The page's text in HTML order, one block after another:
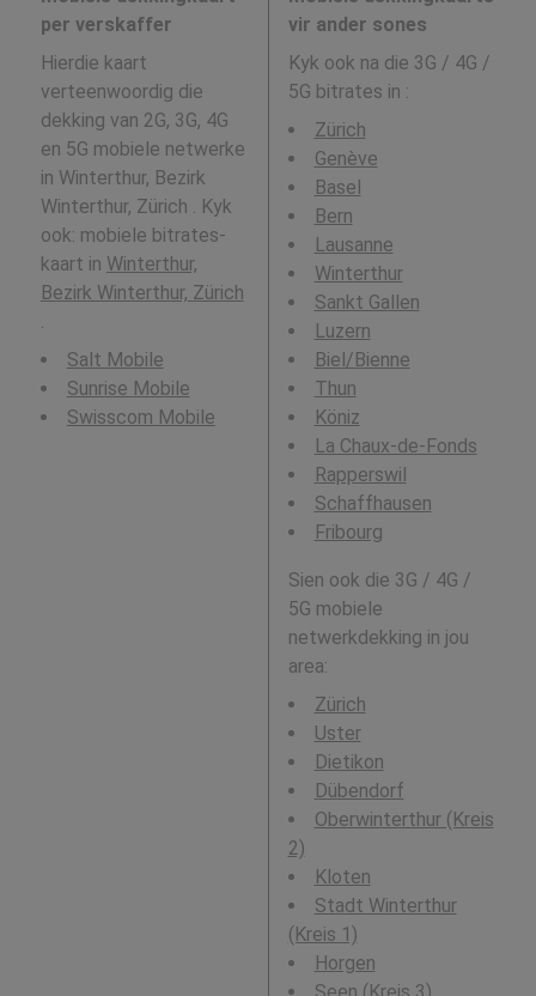
per verskaffer
Hierdie kaart
verteenwoordig die
dekking van 2G, 3G, 4G
en 5G mobiele netwerke
in Winterthur, Bezirk
Winterthur, Zürich . Kyk
ook: mobiele bitrates-
kaart in Winterthur,
Bezirk Winterthur, Zürich
Salt Mobile
Sunrise Mobile
Swisscom Mobile
vir ander sones
Kyk ook na die 3G / 4G /
5G bitrates in :
Zürich
Genève
Basel
Bern
Lausanne
Winterthur
Sankt Gallen
Luzern
Biel/Bienne
Thun
Köniz
La Chaux-de-Fonds
Rapperswil
Schaffhausen
Fribourg
Sien ook die 3G / 4G /
5G mobiele
netwerkdekking in jou
area:
Zürich
Uster
Dietikon
Dübendorf
Oberwinterthur (Kreis
2)
Kloten
Stadt Winterthur
(Kreis 1)
Horgen